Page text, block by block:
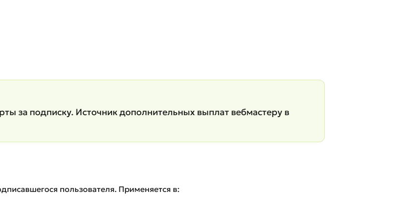
за подписку. Источник дополнительных выплат вебмастеру в
пользователя. Применяется в: